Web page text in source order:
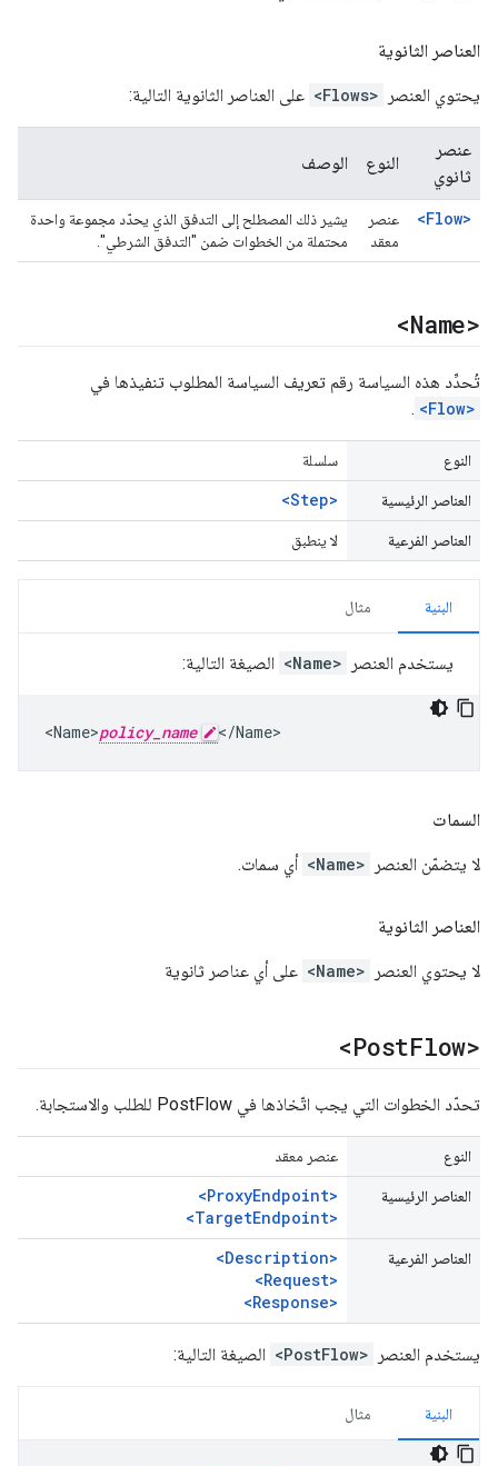
العناصر الثانوية
يحتوي العنصر <Flows> على العناصر الثانوية التالية:
عنصر
ثانوي
النوع الوصف
<Flow>
عنصر
معقد
يشير ذلك المصطلح إلى التدفق الذي يحدّد مجموعة واحدة
محتملة من الخطوات ضمن "التدفق الشرطي".
<Name>
تُحدِّد هذه السياسة رقم تعريف السياسة المطلوب تنفيذها في
<Flow>
.
النوع سلسلة
العناصر الرئيسية <Step>
العناصر الفرعية لا ينطبق
البنية مثال
يستخدم العنصر <Name> الصيغة التالية:
<Name>policy_name </Name>
السمات
لا يتضمّن العنصر <Name> أي سمات.
العناصر الثانوية
لا يحتوي العنصر <Name> على أي عناصر ثانوية
<PostFlow>
تحدّد الخطوات التي يجب اتّخاذها في PostFlow للطلب والاستجابة.
النوع عنصر معقد
العناصر الرئيسية
<ProxyEndpoint>
<TargetEndpoint>
العناصر الفرعية
<Description>
<Request>
<Response>
يستخدم العنصر <PostFlow> الصيغة التالية:
البنية مثال